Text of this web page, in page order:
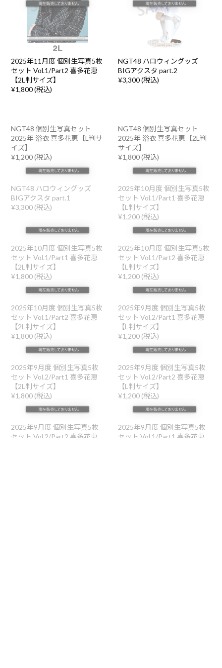
2025年11月度 個別生写真5枚
セット Vol.1/Part2 喜多花恵
【2L判サイズ】
¥1,800 (税込)
NGT48 ハロウィングッズ
BIGアクスタ part.2
¥3,300 (税込)
NGT48 個別生写真セット
イズ】
¥1,200 (税込)
NGT48 個別生写真セット
サイズ】
¥1,800 (税込)
NGT48 ハロウィングッズ
BIGアクスタ part.1
¥3,300 (税込)
2025年10月度 個別生写真5枚
セット Vol.1/Part1 喜多花恵
【L判サイズ】
¥1,200 (税込)